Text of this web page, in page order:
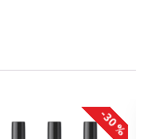
-30 %